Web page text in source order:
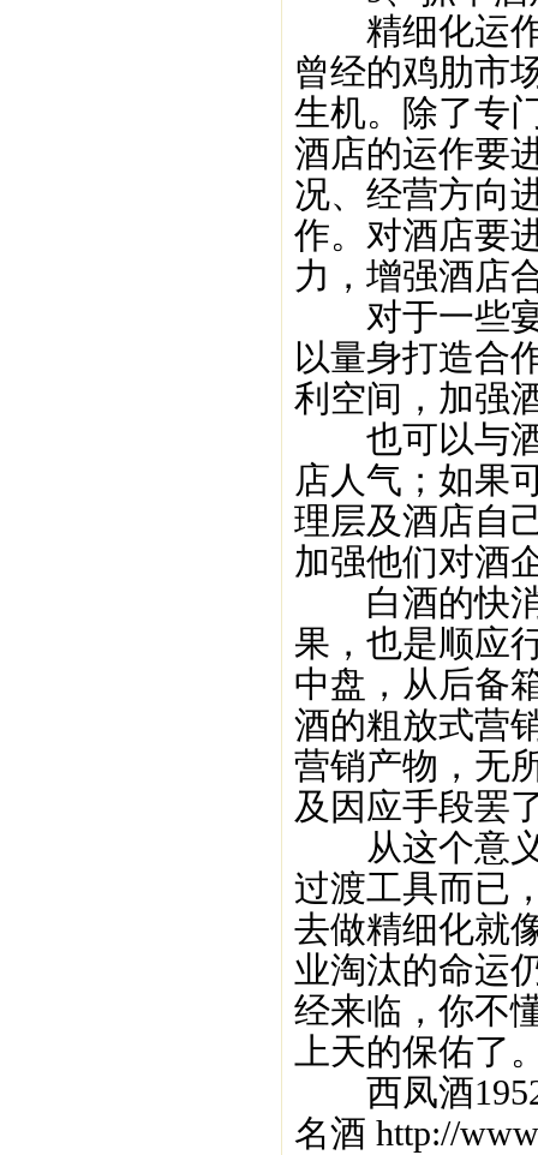
精细化运作
曾经的鸡肋市
生机。除了专
酒店的运作要
况、经营方向
作。对酒店要
力，增强酒店
对于一些宴
以量身打造合
利空间，加强
也可以与酒
店人气；如果
理层及酒店自
加强他们对酒
白酒的快消
果，也是顺应
中盘，从后备
酒的粗放式营
营销产物，无
及因应手段罢
从这个意义
过渡工具而已
去做精细化就
业淘汰的命运
经来临，你不
上天的保佑了
西凤酒1952
名酒 http://